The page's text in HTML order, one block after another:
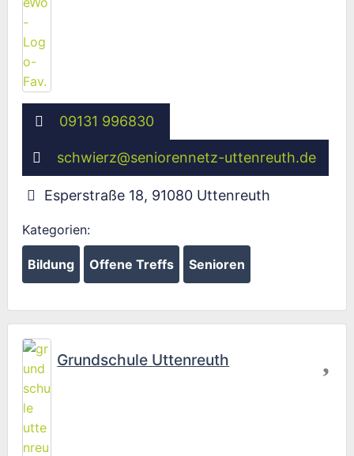
09131 996830
schwierz@seniorennetz-uttenreuth.de
Esperstraße 18, 91080 Uttenreuth
Kategorien:
Bildung Offene Treffs Senioren
Grundschule Uttenreuth